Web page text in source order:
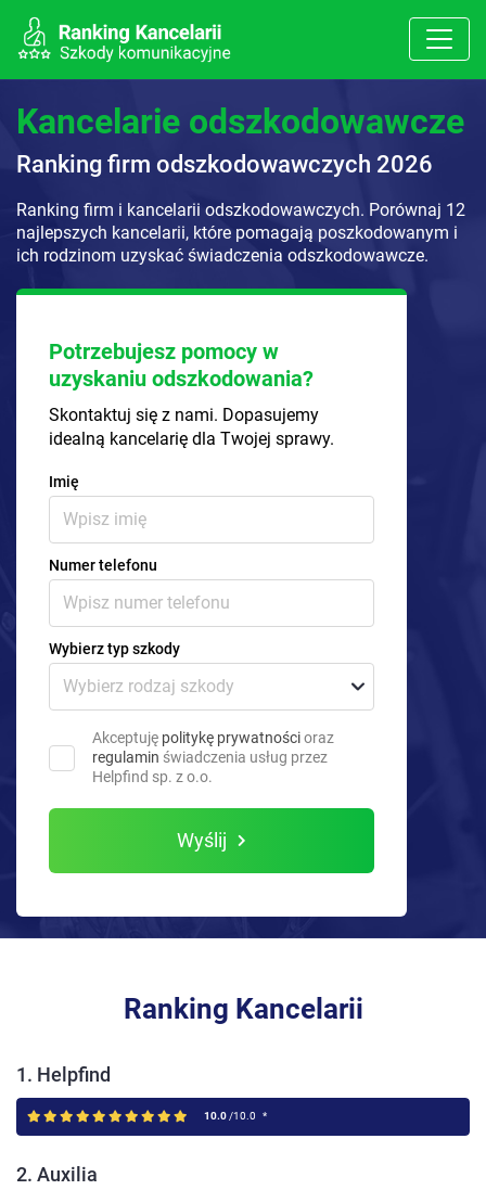
Kancelarie odszkodowawcze
Ranking firm odszkodowawczych 2026
Ranking firm i kancelarii odszkodowawczych. Porównaj 12
najlepszych kancelarii, które pomagają poszkodowanym i
ich rodzinom uzyskać świadczenia odszkodowawcze.
Potrzebujesz pomocy w
uzyskaniu odszkodowania?
Skontaktuj się z nami. Dopasujemy
idealną kancelarię dla Twojej sprawy.
Imię
Numer telefonu
Wybierz typ szkody
Akceptuję politykę prywatnościoraz
regulamin świadczenia usług przez
Helpfind sp. z o.o.
Wyślij
Ranking Kancelarii
1. Helpfind
10.0 /10.0 *
2. Auxilia